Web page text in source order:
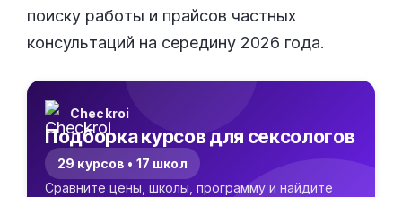
поиску работы и прайсов частных
консультаций на середину 2026 года.
Checkroi
Подборка курсов для сексологов
29 курсов • 17 школ
Сравните цены, школы, программу и найдите